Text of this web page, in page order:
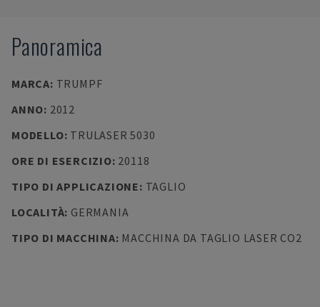
Panoramica
MARCA: TRUMPF
ANNO: 2012
MODELLO: TRULASER 5030
ORE DI ESERCIZIO: 20118
TIPO DI APPLICAZIONE: TAGLIO
LOCALITÀ: GERMANIA
TIPO DI MACCHINA: MACCHINA DA TAGLIO LASER CO2